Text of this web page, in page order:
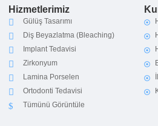
Hizmetlerimiz
Gülüş Tasarımı
Diş Beyazlatma (Bleaching)
Implant Tedavisi
Zirkonyum
Lamina Porselen
Ortodonti Tedavisi
Tümünü Görüntüle